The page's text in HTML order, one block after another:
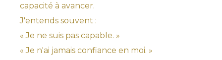
capacité à avancer.
J'entends souvent :
« Je ne suis pas capable. »
« Je n'ai jamais confiance en moi. »